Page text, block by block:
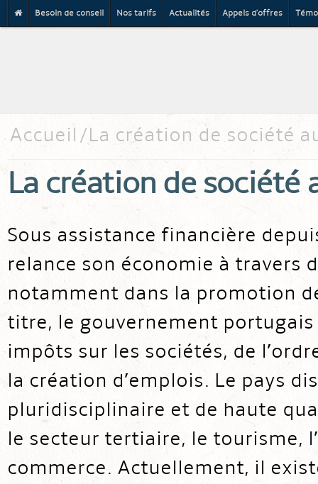
Besoin de conseil Nos tarifs Actualités Appels d'offres
Accueil La création de société
La création de société
Sous assistance financière
relance son économie à travers
notamment dans la promotion
titre, le gouvernement
impôts sur les sociétés, de
la création d’emplois. Le pays
pluridisciplinaire et de haute
le secteur tertiaire, le tourisme,
commerce. Actuellement, il